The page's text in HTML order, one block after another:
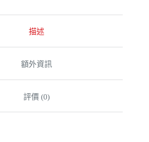
描述
額外資訊
評價 (0)